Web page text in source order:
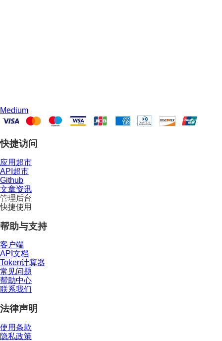
Medium
快捷访问
应用超市
API超市
Github
文章资讯
管理后台
快捷使用
帮助与支持
客户端
API文档
Token计算器
常见问题
帮助中心
联系我们
法律声明
使用条款
隐私政策